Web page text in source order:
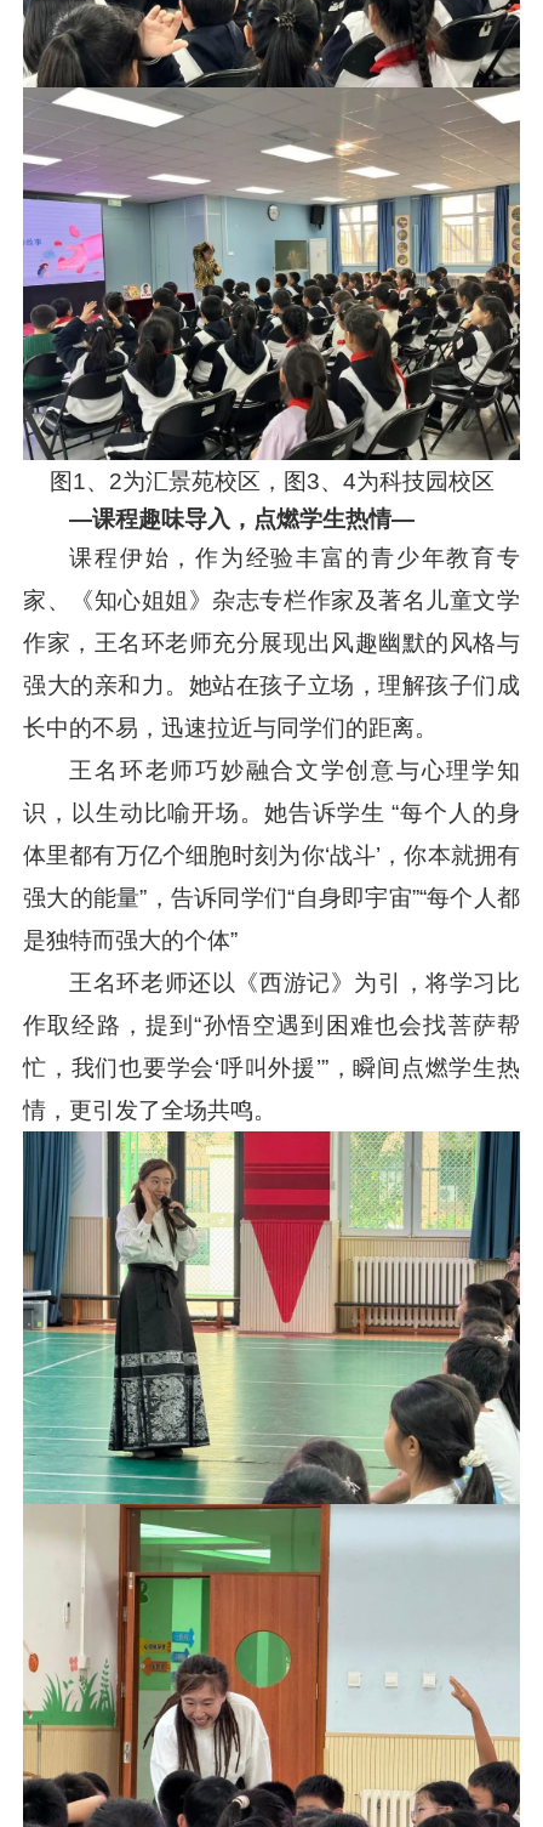
图1、2为汇景苑校区，图3、4为科技园校区
—课程趣味导入，点燃学生热情—
课程伊始，作为经验丰富的青少年教育专
家、《知心姐姐》杂志专栏作家及著名儿童文学
作家，王名环老师充分展现出风趣幽默的风格与
强大的亲和力。她站在孩子立场，理解孩子们成
长中的不易，迅速拉近与同学们的距离。
王名环老师巧妙融合文学创意与心理学知
识，以生动比喻开场。她告诉学生 “每个人的身
体里都有万亿个细胞时刻为你‘战斗’，你本就拥有
强大的能量”，告诉同学们“自身即宇宙”“每个人都
是独特而强大的个体”
王名环老师还以《西游记》为引，将学习比
作取经路，提到“孙悟空遇到困难也会找菩萨帮
忙，我们也要学会‘呼叫外援’”，瞬间点燃学生热
情，更引发了全场共鸣。